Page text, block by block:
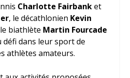
Charlotte Fairbanket
, le décathlonien Kevin
biathlète Martin Fourcade
dans leur sport de
athlètes amateurs.